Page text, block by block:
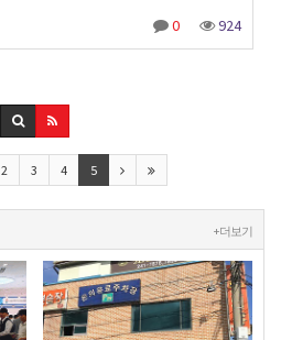
0 924
2 3 4 5
+ 더보기